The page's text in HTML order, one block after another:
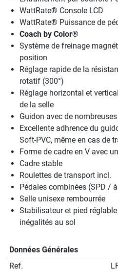
WattRate® Console LCD
WattRate® Puissance de
Coach by Color®
Système de freinage
position
Réglage rapide de la
rotatif (300°)
Réglage horizontal et
de la selle
Guidon avec de
Excellente adhrence du
Soft-PVC, même en cas de
Forme de cadre en V avec
Cadre stable
Roulettes de transport incl.
Pédales combinées (SPD /
Selle unisexe rembourrée
Stabilisateur et pied
inégalités au sol
Données Générales
Ref.